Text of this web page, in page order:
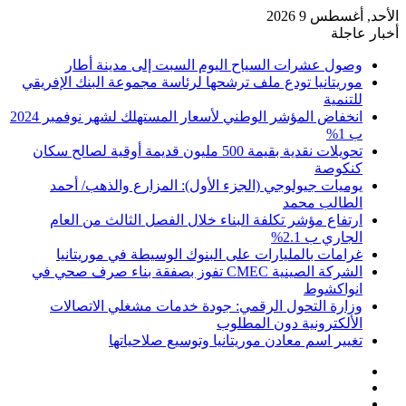
أغسطس 9 2026
عاجلة
وصول عشرات السياح اليوم السبت إلى مدينة أطار
موريتانيا تودع ملف ترشحها لرئاسة مجموعة البنك الإفريقي
للتنمية
انخفاض المؤشر الوطني لأسعار المستهلك لشهر نوفمبر 2024
تحويلات نقدية بقيمة 500 مليون قديمة أوقية لصالح سكان
كنكوصة
يوميات جيولوجي (الجزء الأول): المزارع والذهب/ أحمد
الطالب محمد
ارتفاع مؤشر تكلفة البناء خلال الفصل الثالث من العام
الجاري ب 2.1%
غرامات بالمليارات على البنوك الوسيطة في موريتانيا
الشركة الصينية CMEC تفوز بصفقة بناء صرف صحي في
انواكشوط
وزارة التحول الرقمي: جودة خدمات مشغلي الاتصالات
الألكترونية دون المطلوب
تغيير اسم معادن موريتانيا وتوسيع صلاحياتها
تسجيل
الدخول
مقال